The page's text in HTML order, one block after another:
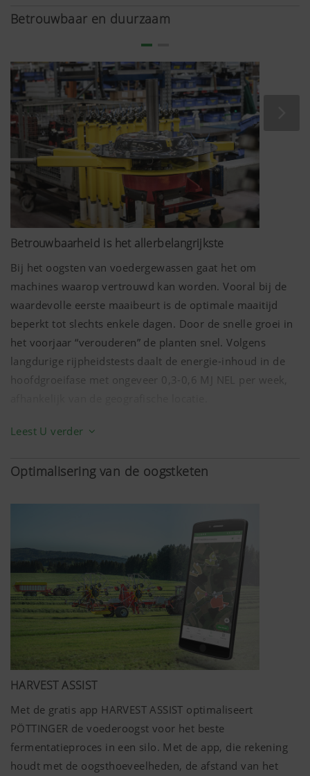
TOP-zwadharken voldoen precies aan deze eis.
Betrouwbaar en duurzaam
Betrouwbaarheid is het allerbelangrijkste
Bij het oogsten van voedergewassen gaat het om
machines waarop vertrouwd kan worden. Vooral bij de
waardevolle eerste maaibeurt is de optimale maaitijd
beperkt tot slechts enkele dagen. Door de snelle groei in
het voorjaar “verouderen” de planten snel. Volgens
langdurige rijpheidstests daalt de energie-inhoud in de
hoofdgroeifase met ongeveer 0,3-0,6 MJ NEL per week,
Voor de beste opbrengst in kwantiteit en kwaliteit zijn
Leest U verder
Optimalisering van de oogstketen
HARVEST ASSIST
Met de gratis app HARVEST ASSIST optimaliseert
PÖTTINGER de voederoogst voor het beste
fermentatieproces in een silo. Met de app, die rekening
houdt met de oogsthoeveelheden, de afstand van het